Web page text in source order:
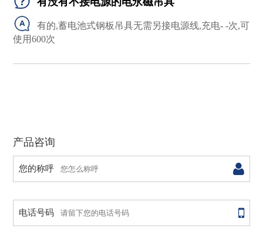
有的,蓄电池式钢板吊具无需另接电源线,充电- -次,可
使用600次
产品咨询
您的称呼
电话号码